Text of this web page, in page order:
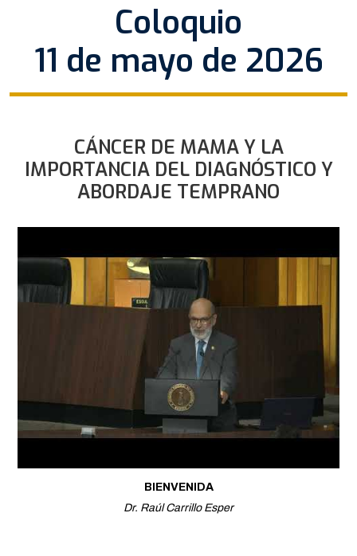
Coloquio
11 de mayo de 2026
CÁNCER DE MAMA Y LA
IMPORTANCIA DEL DIAGNÓSTICO Y
ABORDAJE TEMPRANO
BIENVENIDA
Dr. Raúl Carrillo Esper